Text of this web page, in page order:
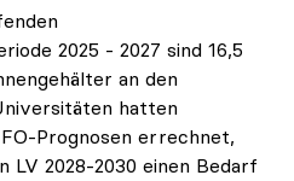
2025 - 2027 sind 16,5
an den
hatten
Prognosen errechnet,
LV 2028-2030 einen Bedarf